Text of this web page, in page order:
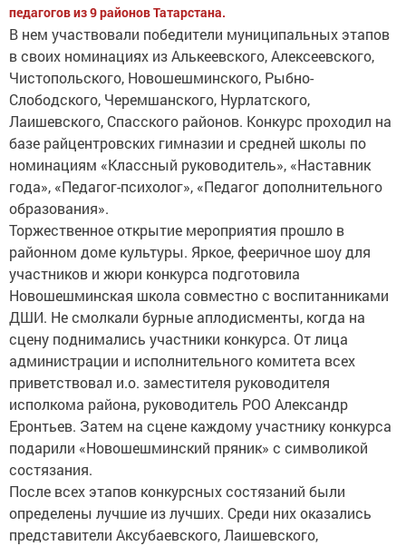
педагогов из 9 районов Татарстана.
В нем участвовали победители муниципальных этапов
в своих номинациях из Алькеевского, Алексеевского,
Чистопольского, Новошешминского, Рыбно-
Слободского, Черемшанского, Нурлатского,
Лаишевского, Спасского районов. Конкурс проходил на
базе райцентровских гимназии и средней школы по
номинациям «Классный руководитель», «Наставник
года», «Педагог-психолог», «Педагог дополнительного
образования».
Торжественное открытие мероприятия прошло в
районном доме культуры. Яркое, фееричное шоу для
участников и жюри конкурса подготовила
Новошешминская школа совместно с воспитанниками
ДШИ. Не смолкали бурные аплодисменты, когда на
сцену поднимались участники конкурса. От лица
администрации и исполнительного комитета всех
приветствовал и.о. заместителя руководителя
исполкома района, руководитель РОО Александр
Еронтьев. Затем на сцене каждому участнику конкурса
подарили «Новошешминский пряник» с символикой
состязания.
После всех этапов конкурсных состязаний были
определены лучшие из лучших. Среди них оказались
представители Аксубаевского, Лаишевского,